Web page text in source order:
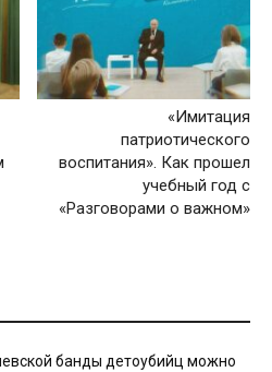
«Имитация
патриотического
воспитания». Как прошел
учебный год с
«Разговорами о важном»
банды детоубийц можно